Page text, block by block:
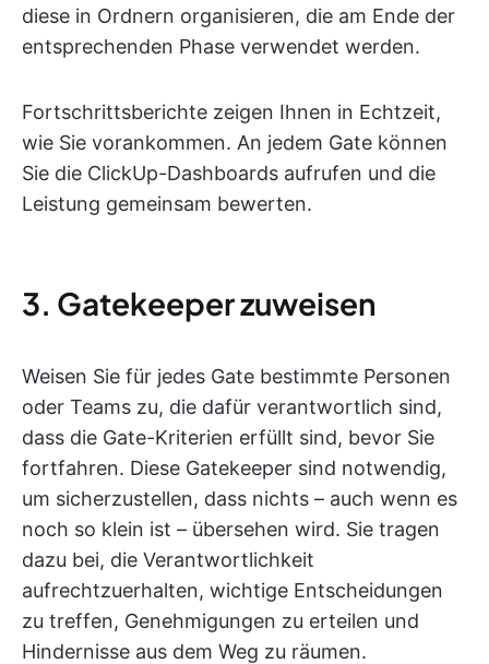
diese in Ordnern organisieren, die am Ende der
entsprechenden Phase verwendet werden.
Fortschrittsberichte zeigen Ihnen in Echtzeit,
wie Sie vorankommen. An jedem Gate können
Sie die ClickUp-Dashboards aufrufen und die
Leistung gemeinsam bewerten.
3. Gatekeeper zuweisen
Weisen Sie für jedes Gate bestimmte Personen
oder Teams zu, die dafür verantwortlich sind,
dass die Gate-Kriterien erfüllt sind, bevor Sie
fortfahren. Diese Gatekeeper sind notwendig,
um sicherzustellen, dass nichts – auch wenn es
noch so klein ist – übersehen wird. Sie tragen
dazu bei, die Verantwortlichkeit
aufrechtzuerhalten, wichtige Entscheidungen
zu treffen, Genehmigungen zu erteilen und
Hindernisse aus dem Weg zu räumen.